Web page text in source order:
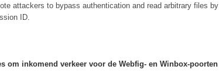
attackers to bypass authentication and read arbitrary files by
ID.
om inkomend verkeer voor de Webfig- en Winbox-poorten